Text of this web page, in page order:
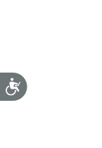
Accesibilidad